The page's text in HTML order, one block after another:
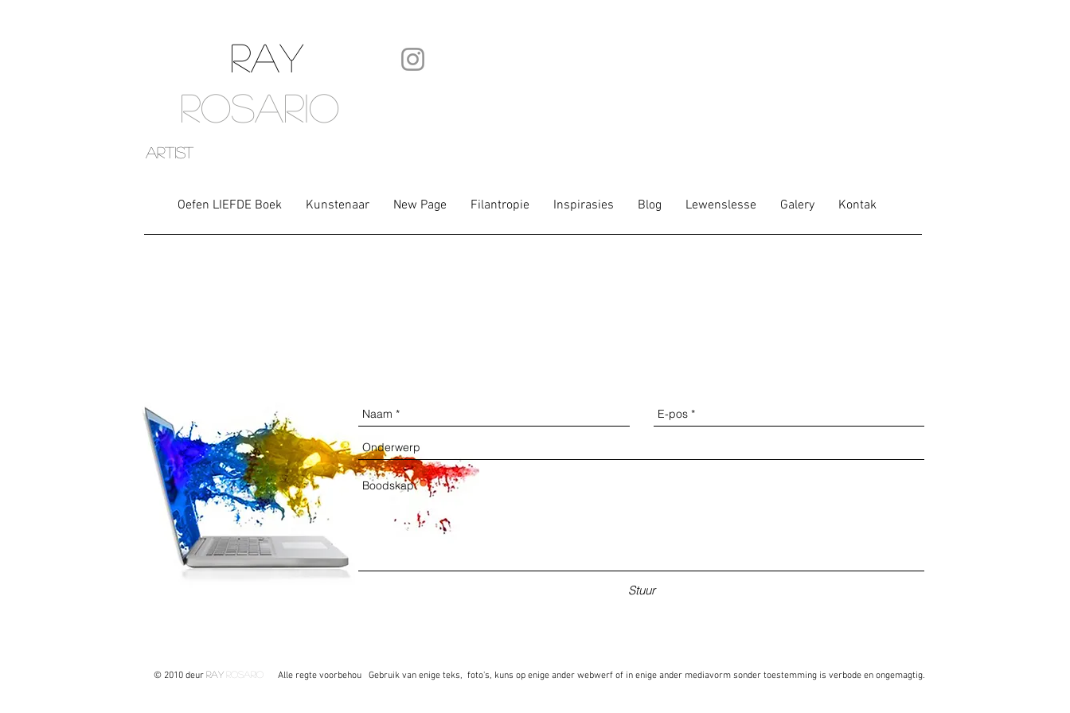
RAY
ROSARIO
artist
Oefen LIEFDE Boek Kunstenaar New Page Filantropie Inspirasies Blog Lewenslesse Galery Kontak
Stuur
© 2010 deur Ray Rosario Alle regte voorbehou Gebruik van enige teks, foto's, kuns op enige ander webwerf of in enige ander mediavorm sonder toestemming is verbode en ongemagtig.